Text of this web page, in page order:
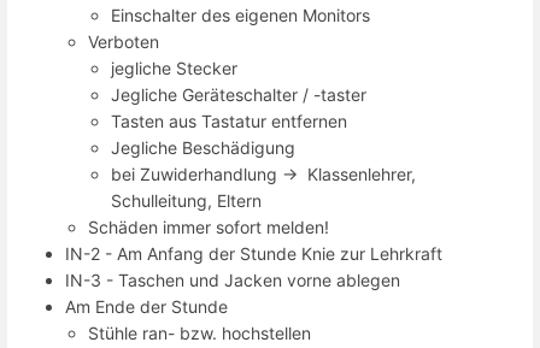
Einschalter des eigenen Monitors
Verboten
jegliche Stecker
Jegliche Geräteschalter / -taster
Tasten aus Tastatur entfernen
Jegliche Beschädigung
bei Zuwiderhandlung -> Klassenlehrer,
Schulleitung, Eltern
Schäden immer sofort melden!
IN-2 - Am Anfang der Stunde Knie zur Lehrkraft
IN-3 - Taschen und Jacken vorne ablegen
Am Ende der Stunde
Stühle ran- bzw. hochstellen